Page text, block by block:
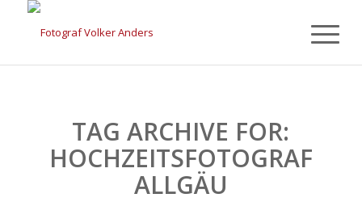
TAG ARCHIVE FOR:
HOCHZEITSFOTOGRAF
ALLGÄU